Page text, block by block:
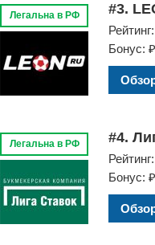
Легальна в РФ #3.
Рейтинг:
Бонус:
Легальна в РФ #4.
Рейтинг:
Бонус: